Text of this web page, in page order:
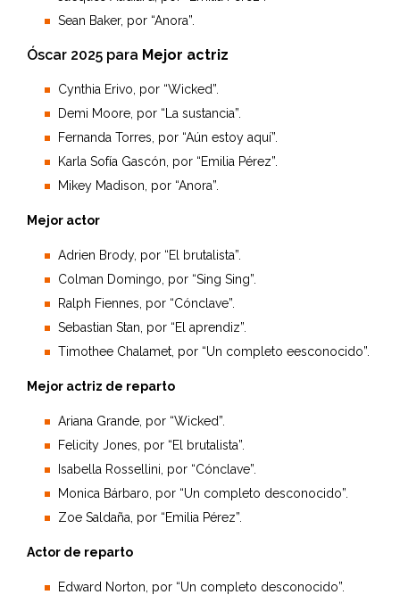
Sean Baker, por “Anora”.
Óscar 2025 para Mejor actriz
Cynthia Erivo, por “Wicked”.
Demi Moore, por “La sustancia”.
Fernanda Torres, por “Aún estoy aquí”.
Karla Sofía Gascón, por “Emilia Pérez”.
Mikey Madison, por “Anora”.
Mejor actor
Adrien Brody, por “El brutalista”.
Colman Domingo, por “Sing Sing”.
Ralph Fiennes, por “Cónclave”.
Sebastian Stan, por “El aprendiz”.
Timothee Chalamet, por “Un completo eesconocido”.
Mejor actriz de reparto
Ariana Grande, por “Wicked”.
Felicity Jones, por “El brutalista”.
Isabella Rossellini, por “Cónclave”.
Monica Bárbaro, por “Un completo desconocido”.
Zoe Saldaña, por “Emilia Pérez”.
Actor de reparto
Edward Norton, por “Un completo desconocido”.